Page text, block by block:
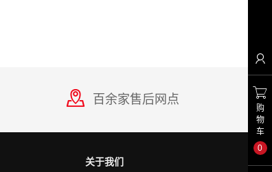
百余家售后网点
关于我们


购
物
车
0